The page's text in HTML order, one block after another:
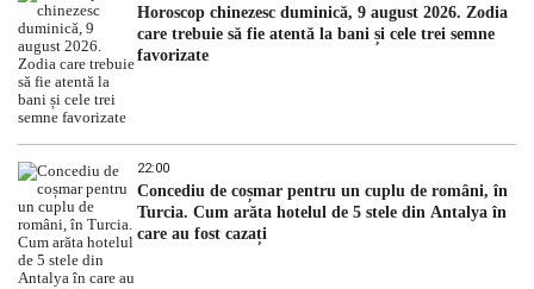
Horoscop chinezesc duminică, 9 august 2026. Zodia
care trebuie să fie atentă la bani și cele trei semne
favorizate
22:00
Concediu de coșmar pentru un cuplu de români, în
Turcia. Cum arăta hotelul de 5 stele din Antalya în
care au fost cazați